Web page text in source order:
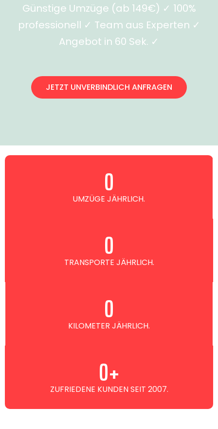
Günstige Umzüge (ab 149€) ✓ 100%
professionell ✓ Team aus Experten ✓
Angebot in 60 Sek. ✓
JETZT UNVERBINDLICH ANFRAGEN
UMZÜGE JÄHRLICH.
0
TRANSPORTE JÄHRLICH.
0
KILOMETER JÄHRLICH.
0
ZUFRIEDENE KUNDEN SEIT 2007.
0+